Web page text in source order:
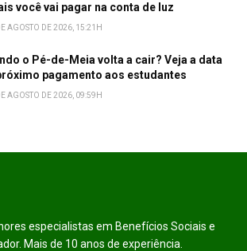
você vai pagar na conta de luz
AGOSTO DE 2026, 15:21H
o Pé-de-Meia volta a cair? Veja a data
pagamento aos estudantes
AGOSTO DE 2026, 09:59H
especialistas em Benefícios Sociais e
Mais de 10 anos de experiência.